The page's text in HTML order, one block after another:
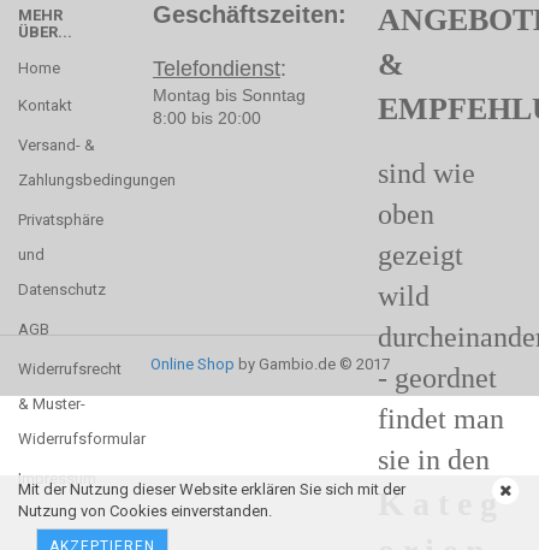
Mit der Nutzung dieser Website erklären Sie sich mit der
Nutzung von Cookies einverstanden.
AKZEPTIEREN
MEHR
ÜBER...
Home
Kontakt
Versand- &
Zahlungsbedingungen
Privatsphäre
und
Datenschutz
AGB
Widerrufsrecht
& Muster-
Widerrufsformular
Impressum
Geschäftszeiten:
Telefondienst:
Montag bis Sonntag
8:00 bis 20:00
&
sind wie
oben
gezeigt
wild
- geordnet
findet man
sie in den
K a t e g
Online Shop by Gambio.de © 2017